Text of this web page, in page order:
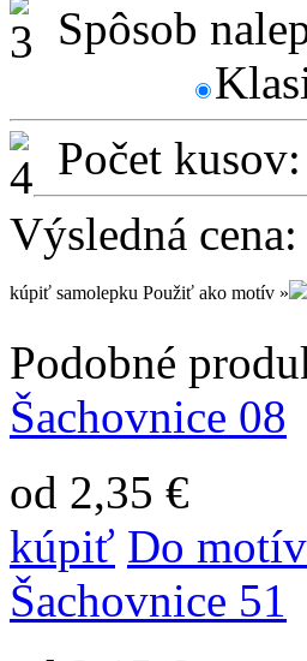
Spôsob
Počet kusov:
Výsledná cena:
kúpiť samolepku Použiť ako motív »
Podobné
Šachovnice 08
od 2,35 €
kúpiť Do
Šachovnice 51